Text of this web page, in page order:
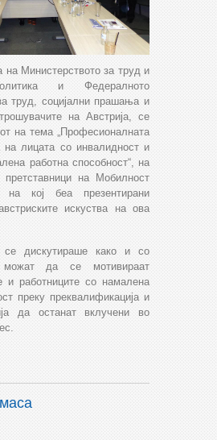
на Министерството за труд и
и Федералното
труд, социјални прашања и
на Австрија, се
на тема „Професионалната
на лицата со инвалидност и
работна способност“, на
претставници на Мобилност
на кој беа презентирани
искуства на ова
се дискутираше како и со
да се мотивираат
и работниците со намалена
преку преквалификација и
да останат вклучени во